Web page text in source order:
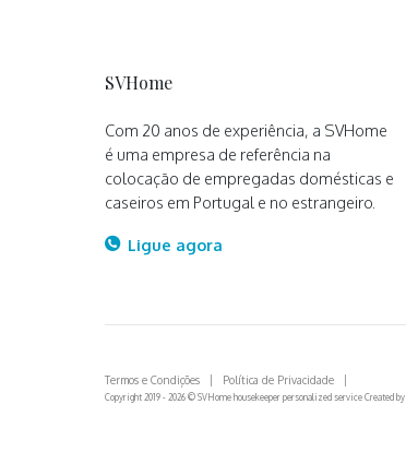
SVHome
Com 20 anos de experiência, a SVHome
é uma empresa de referência na
colocação de empregadas domésticas e
caseiros em Portugal e no estrangeiro.
Ligue agora
Termos e Condições Política de Privacidade
Copyright 2019 - 2026 © SVHome housekeeper personalized service Created by